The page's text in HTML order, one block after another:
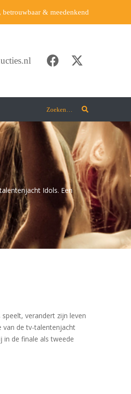
betrouwbaar & meedenkend
Zoeken…
Idols. Een
verandert zijn leven
van de tv-talentenjacht
in de finale als tweede